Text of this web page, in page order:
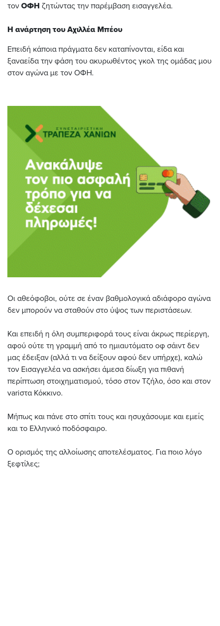
τον ΟΦΗ ζητώντας την παρέμβαση εισαγγελέα.
Η ανάρτηση του Αχιλλέα Μπέου
Επειδή κάποια πράγματα δεν καταπίνονται, είδα και
ξαναείδα την φάση του ακυρωθέντος γκολ της ομάδας μου
στον αγώνα με τον ΟΦΗ.
Οι αθεόφοβοι, ούτε σε έναν βαθμολογικά αδιάφορο αγώνα
δεν μπορούν να σταθούν στο ύψος των περιστάσεων.
Και επειδή η όλη συμπεριφορά τους είναι άκρως περίεργη,
αφού ούτε τη γραμμή από το ημιαυτόματο οφ σάιντ δεν
μας έδειξαν (αλλά τι να δείξουν αφού δεν υπήρχε), καλώ
τον Εισαγγελέα να ασκήσει άμεσα δίωξη για πιθανή
περίπτωση στοιχηματισμού, τόσο στον Τζήλο, όσο και στον
variστα Κόκκινο.
Μήπως και πάνε στο σπίτι τους και ησυχάσουμε και εμείς
και το Ελληνικό ποδόσφαιρο.
Ο ορισμός της αλλοίωσης αποτελέσματος. Για ποιο λόγο
ξεφτίλες;